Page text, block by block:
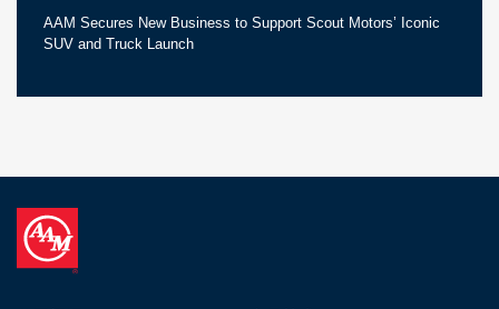
AAM Secures New Business to Support Scout Motors’ Iconic
SUV and Truck Launch